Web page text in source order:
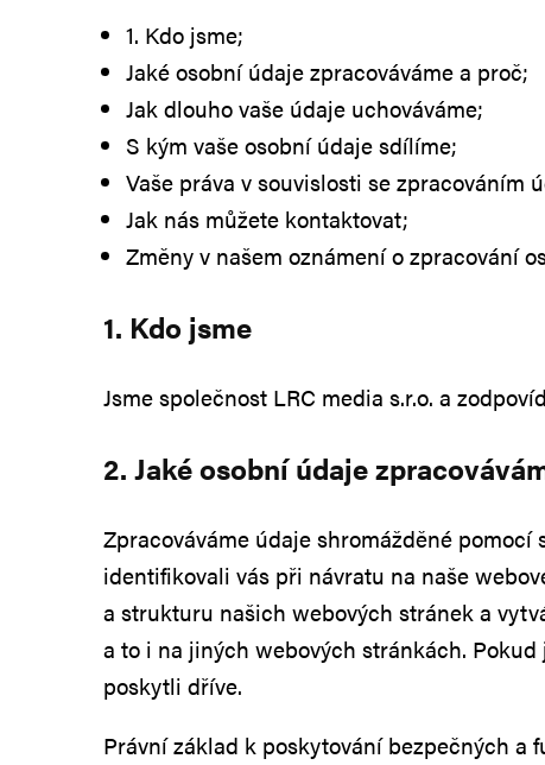
1. Kdo jsme;
Jaké osobní údaje zpracováváme a proč;
Jak dlouho vaše údaje uchováváme;
S kým vaše osobní údaje sdílíme;
Vaše práva v souvislosti se zpracováním
Jak nás můžete kontaktovat;
Změny v našem oznámení o zpracování
1. Kdo jsme
Jsme společnost LRC media s.r.o. a
2. Jaké osobní údaje
Zpracováváme údaje shromážděné
identifikovali vás při návratu na naše
a strukturu našich webových stránek a
a to i na jiných webových stránkách.
poskytli dříve.
Právní základ k poskytování bezpečných